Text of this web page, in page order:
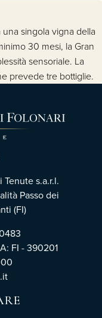
singola vigna della
30 mesi, la Gran
sensoriale. La
prevede tre bottiglie.
s.a.r.l.
Passo dei
(FI)
FI - 390201